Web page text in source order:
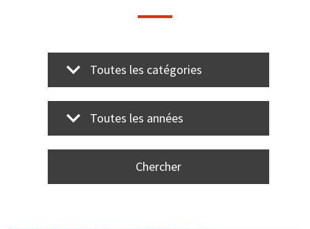
Toutes les catégories
Toutes les années